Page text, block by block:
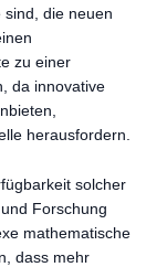
die neuen
zu einer
da innovative
herausfordern.
solcher
Forschung
mathematische
dass mehr